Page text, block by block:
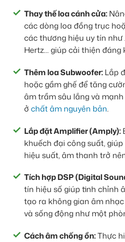
Thay thế loa cánh cửa:
các dòng loa đồng trục
các thương hiệu uy tín như
Hertz… giúp cải thiện đáng
Thêm loa Subwoofer: Lắp
hoặc gầm ghế để tăng
âm trầm sâu lắng và
ở chất âm nguyên bản.
Lắp đặt Amplifier (Amply):
khuếch đại công suất,
hiệu suất, âm thanh trở
Tích hợp DSP (Digital
tín hiệu số giúp tinh chỉnh
tạo ra không gian âm
và sống động như một
Cách âm chống ồn:Thực